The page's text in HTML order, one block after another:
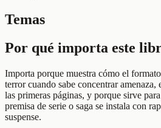
Temas
Por qué importa este
Importa porque muestra cómo el
terror cuando sabe concentrar amenaza,
las primeras páginas, y porque sirve
premisa de serie o saga se instala con
suspense.